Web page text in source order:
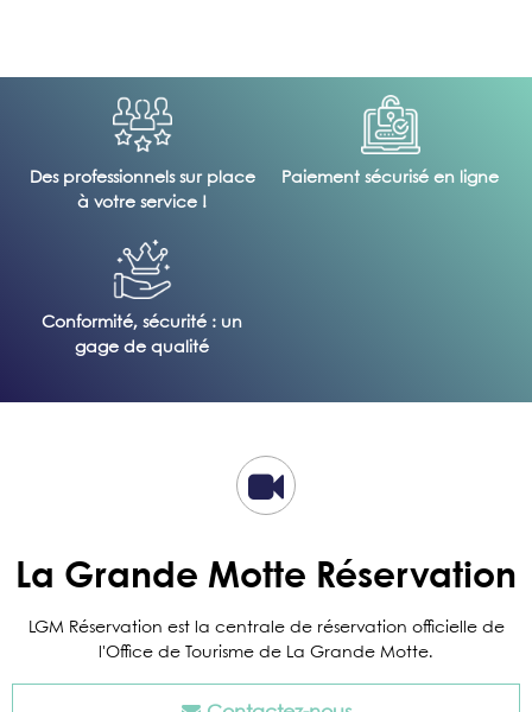
Des professionnels sur place
à votre service !
Paiement sécurisé en ligne
Conformité, sécurité : un
gage de qualité
La Grande Motte Réservation
LGM Réservation est la centrale de réservation officielle de
l'Office de Tourisme de La Grande Motte.